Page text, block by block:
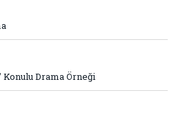
Konulu Drama Örneği